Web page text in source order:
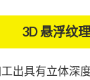
3D 悬浮纹理
出具有立体深